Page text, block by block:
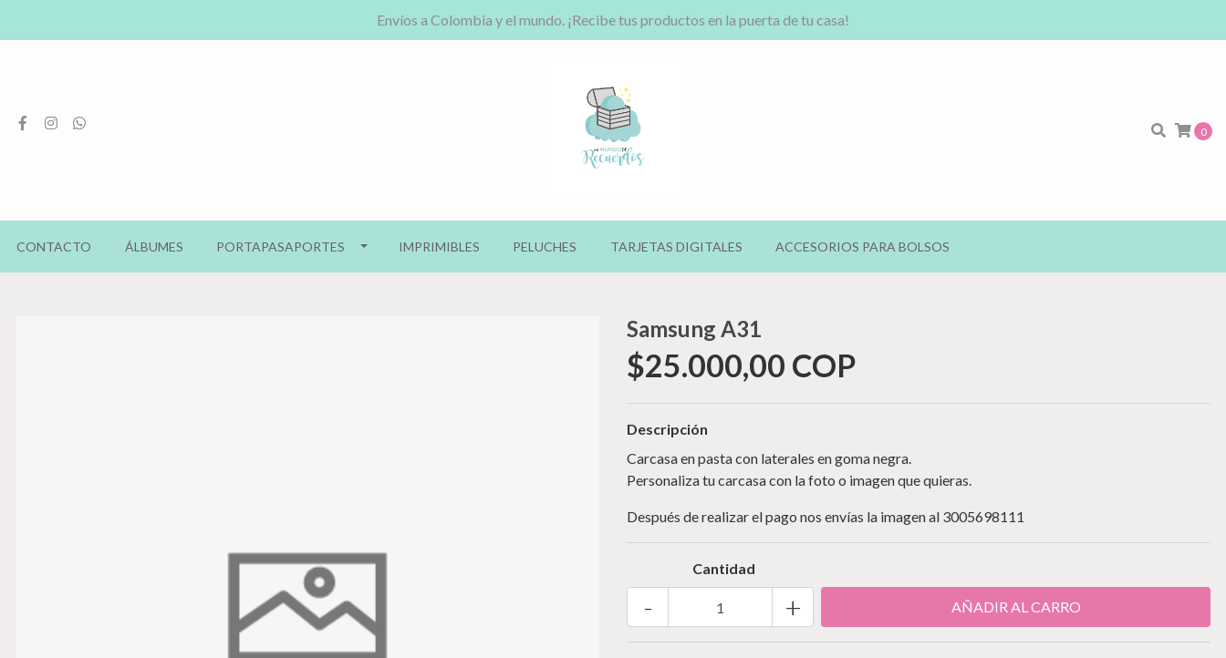
Envíos a Colombia y el mundo. ¡Recibe tus productos en la puerta de tu casa!
0
CONTACTO ÁLBUMES PORTAPASAPORTES IMPRIMIBLES PELUCHES TARJETAS DIGITALES ACCESORIOS PARA BOLSOS
Samsung A31
$25.000,00 COP
Descripción
Carcasa en pasta con laterales en goma negra.
Personaliza tu carcasa con la foto o imagen que quieras.
Después de realizar el pago nos envías la imagen al 3005698111
Cantidad
+
-